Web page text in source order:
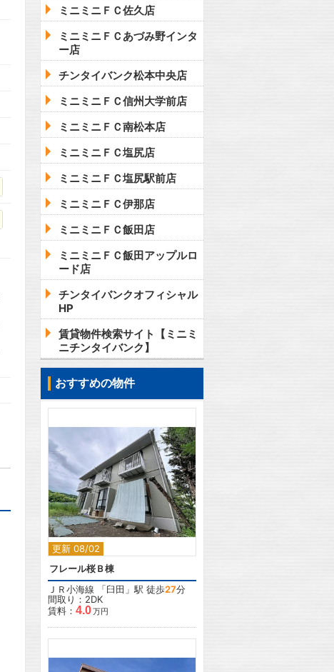
ミニミニＦＣ佐久店
ミニミニＦＣあづみ野インタ
ー店
チンタイバンク松本中央店
ミニミニＦＣ信州大学前店
ミニミニＦＣ南松本店
ミニミニＦＣ塩尻店
ミニミニＦＣ塩尻駅前店
ミニミニＦＣ伊那店
ミニミニＦＣ飯田店
ミニミニＦＣ飯田アップルロ
ード店
チンタイバンクオフィシャル
HP
賃貸物件検索サイト【ミニミ
ニチンタイバンク】
おすすめの物件
更新 08/02
2
フレール桜Ｂ棟
ＪＲ小海線 「臼田 」駅 徒歩27分
間取り：2DK
賃料： 4.0万円